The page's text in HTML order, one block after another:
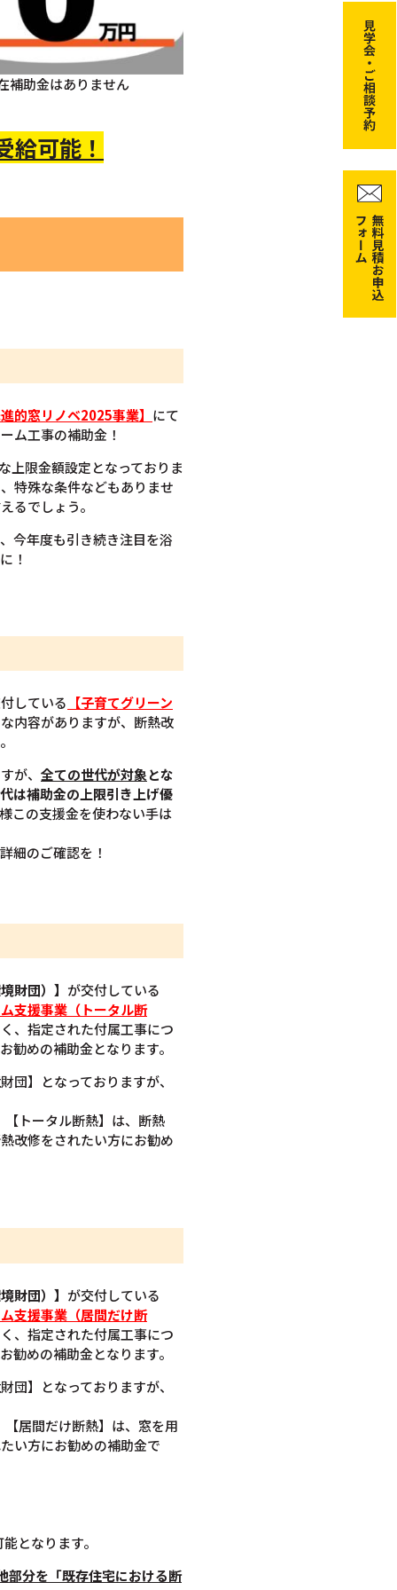
補助金はありません
給可能！
的窓リノベ2025事業】 にて
ム工事の補助金！
上限金額設定となっておりま
特殊な条件などもありませ
るでしょう。
今年度も引き続き注目を浴
！
している 【子育てグリーン
内容がありますが、断熱改
が、 全ての世代が対象とな
は補助金の上限引き上げ優
この支援金を使わない手は
細のご確認を！
財団）】 が交付している
支援事業（トータル断
、指定された付属工事につ
勧めの補助金となります。
団】となっておりますが、
トータル断熱】は、断熱
改修をされたい方にお勧め
財団）】 が交付している
支援事業（居間だけ断
、指定された付属工事につ
勧めの補助金となります。
団】となっておりますが、
居間だけ断熱】は、窓を用
い方にお勧めの補助金で
となります。
部分を「既存住宅における断